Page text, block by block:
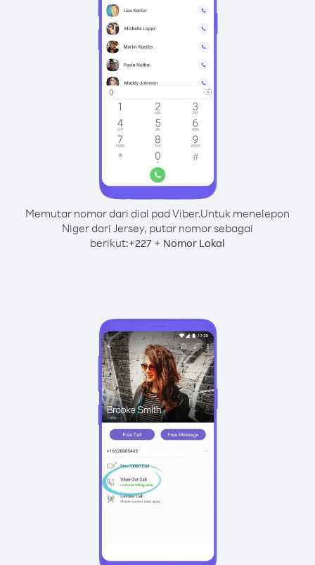
Memutar nomor dari dial pad Viber.Untuk menelepon
Niger dari Jersey, putar nomor sebagai
berikut:+227 + Nomor Lokal